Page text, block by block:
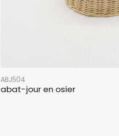
ABJ504
abat-jour en osier